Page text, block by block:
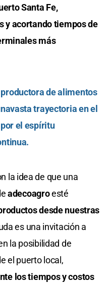
Santa Fe,
y acortando tiempos de
más
de alimentos
trayectoria en el
el espíritu
la idea de que una
adecoagroesté
desde nuestras
es una invitación a
la posibilidad de
el puerto local,
los tiempos y costos